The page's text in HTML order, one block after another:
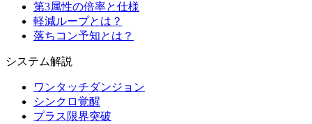
第3属性の倍率と仕様
軽減ループとは？
落ちコン予知とは？
システム解説
ワンタッチダンジョン
シンクロ覚醒
プラス限界突破